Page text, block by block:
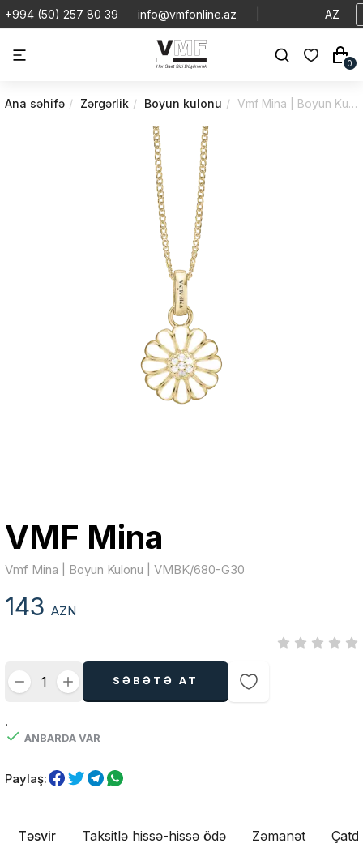
+994 (50) 257 80 39 info@vmfonline.az AZ
0
Ana səhifə Zərgərlik Boyun kulonu Vmf Mina | Boyun Kulonu | VMBK/680-G30
VMF Mina
Vmf Mina | Boyun Kulonu | VMBK/680-G30
143AZN
SƏBƏTƏ AT
.
ANBARDA VAR
Paylaş:
Təsvir Taksitlə hissə-hissə ödə Zəmanət